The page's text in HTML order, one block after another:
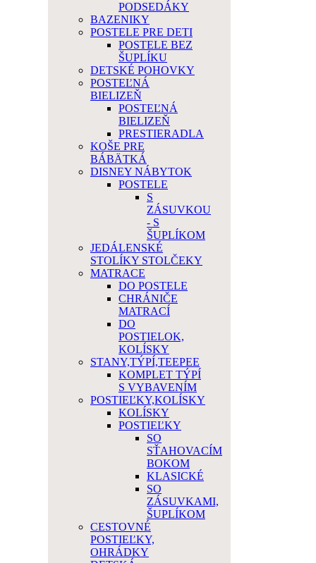
PODSEDÁKY
BAZENIKY
POSTELE PRE DETI
POSTELE BEZ
ŠUPLÍKU
DETSKÉ POHOVKY
POSTEĽNÁ
BIELIZEŇ
POSTEĽNÁ
BIELIZEŇ
PRESTIERADLA
KOŠE PRE
BÁBÄTKÁ
DISNEY NÁBYTOK
POSTELE
S
ZÁSUVKOU
- S
ŠUPLÍKOM
JEDÁLENSKÉ
STOLÍKY STOLČEKY
MATRACE
DO POSTELE
CHRÁNIČE
MATRACÍ
DO
POSTIELOK,
KOLÍSKY
STANY,TÝPÍ,TEEPEE
KOMPLET TÝPÍ
S VYBAVENÍM
POSTIEĽKY,KOLÍSKY
KOLÍSKY
POSTIEĽKY
SO
SŤAHOVACÍM
BOKOM
KLASICKÉ
SO
ZÁSUVKAMI,
ŠUPLÍKOM
CESTOVNÉ
POSTIEĽKY,
OHRÁDKY